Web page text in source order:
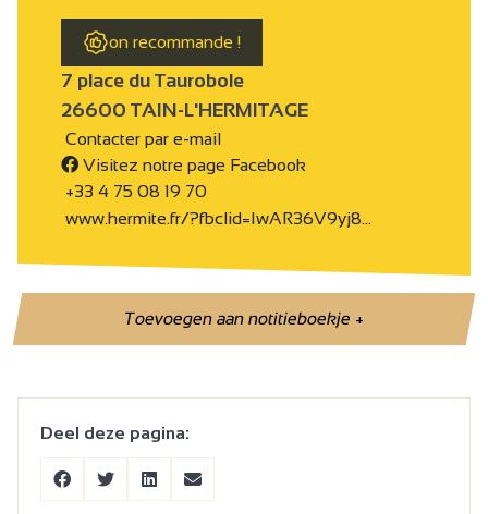
on recommande !
7 place du Taurobole
26600 TAIN-L'HERMITAGE
Contacter par e-mail
Visitez notre page Facebook
+33 4 75 08 19 70
www.hermite.fr/?fbclid=IwAR36V9yj8…
Toevoegen aan notitieboekje+
Deel deze pagina: